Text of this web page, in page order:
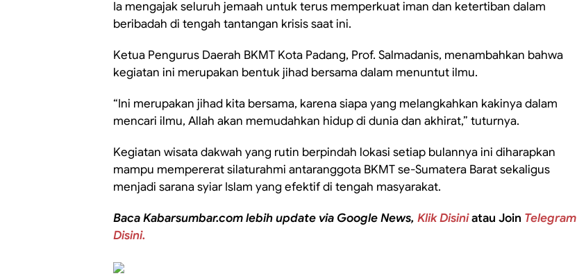
Ia mengajak seluruh jemaah untuk terus memperkuat iman dan ketertiban dalam
beribadah di tengah tantangan krisis saat ini.
Ketua Pengurus Daerah BKMT Kota Padang, Prof. Salmadanis, menambahkan bahwa
kegiatan ini merupakan bentuk jihad bersama dalam menuntut ilmu.
“Ini merupakan jihad kita bersama, karena siapa yang melangkahkan kakinya dalam
mencari ilmu, Allah akan memudahkan hidup di dunia dan akhirat,” tuturnya.
Kegiatan wisata dakwah yang rutin berpindah lokasi setiap bulannya ini diharapkan
mampu mempererat silaturahmi antaranggota BKMT se-Sumatera Barat sekaligus
menjadi sarana syiar Islam yang efektif di tengah masyarakat.
Baca Kabarsumbar.com lebih update via Google News, Klik Disiniatau Join Telegram
Disini.